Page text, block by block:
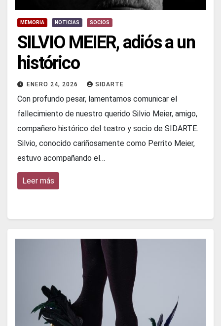
MEMORIA NOTICIAS SOCIOS
SILVIO MEIER, adiós a un
histórico
ENERO 24, 2026 SIDARTE
Con profundo pesar, lamentamos comunicar el
fallecimiento de nuestro querido Silvio Meier, amigo,
compañero histórico del teatro y socio de SIDARTE.
Silvio, conocido cariñosamente como Perrito Meier,
estuvo acompañando el…
Leer más